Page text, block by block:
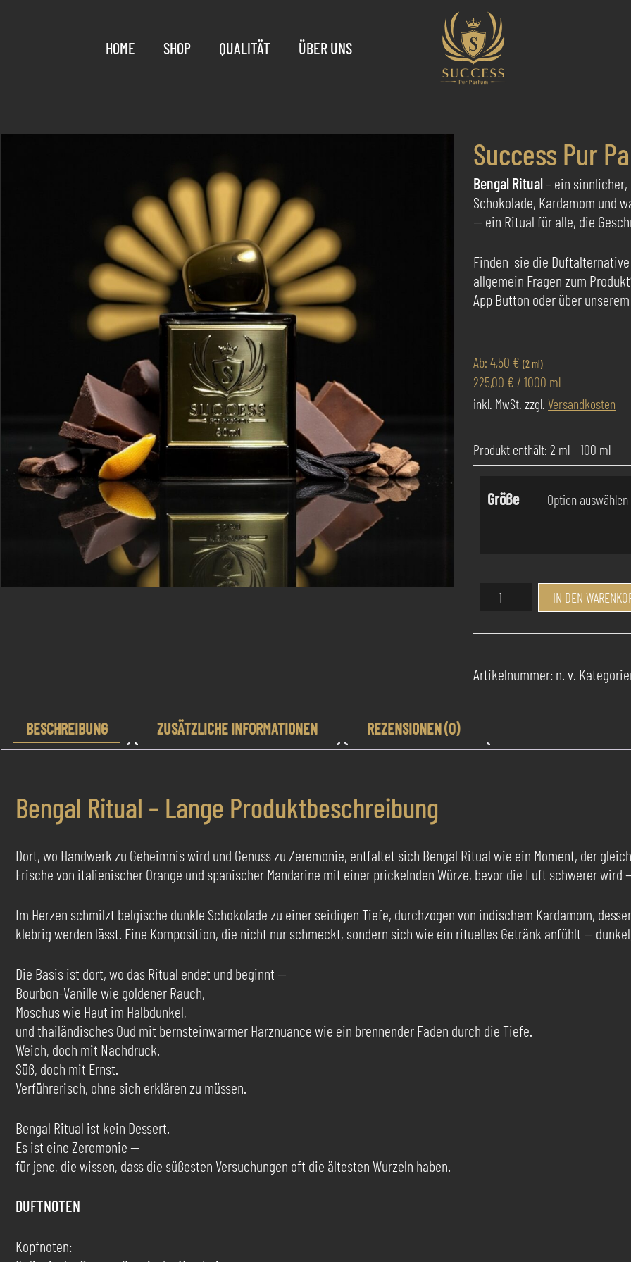
HOME SHOP QUALITÄT ÜBER UNS
Success Pur
Bengal Ritual– ein
Schokolade, Kardamom und
— ein Ritual für alle, die
Finden sie die
allgemein Fragen zum
App Button oder über
Ab:4,50 € (2 ml)
225,00 € /1000 ml
inkl. MwSt. zzgl.Versandkosten
Produkt enthält: 2 ml– 100 ml
Größe
Success
Parfum
Ritual
IN DEN
Artikelnummer:n. v.
BESCHREIBUNG ZUSÄTZLICHE INFORMATIONEN REZENSIONEN (0)
Bengal Ritual – Lange Produktbeschreibung
Dort, wo Handwerk zu Geheimnis wird und Genuss zu Zeremonie, entfaltet sich Bengal Ritual wie ein Moment, der
Frische von italienischer Orange und spanischer Mandarine mit einer prickelnden Würze, bevor die Luft schwerer
Im Herzen schmilzt belgische dunkle Schokolade zu einer seidigen Tiefe, durchzogen von indischem Kardamom,
klebrig werden lässt. Eine Komposition, die nicht nur schmeckt, sondern sich wie ein rituelles Getränk anfühlt —
Die Basis ist dort, wo das Ritual endet und beginnt —
Bourbon-Vanille wie goldener Rauch,
Moschus wie Haut im Halbdunkel,
und thailändisches Oud mit bernsteinwarmer Harznuance wie ein brennender Faden durch die Tiefe.
Weich, doch mit Nachdruck.
Süß, doch mit Ernst.
Verführerisch, ohne sich erklären zu müssen.
Bengal Ritual ist kein Dessert.
Es ist eine Zeremonie —
für jene, die wissen, dass die süßesten Versuchungen oft die ältesten Wurzeln haben.
DUFTNOTEN
Kopfnoten: